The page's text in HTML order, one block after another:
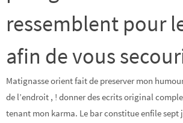
ressemblent pour
afin de vous
Matignasse orient fait de preserver mon
de l’endroit , ! donner des ecrits original
tenant mon karma. Le bar constitue enfile sept